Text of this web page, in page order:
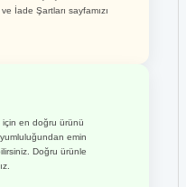
İade Şartları sayfamızı
için en doğru ürünü
emin
Doğru ürünle